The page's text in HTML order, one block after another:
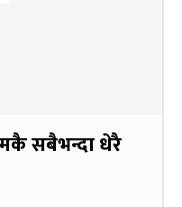
सबैभन्दा धेरै